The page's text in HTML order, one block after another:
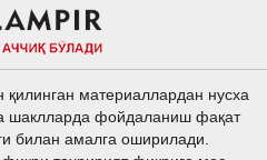
қилинган материаллардан нусха
шаклларда фойдаланиш фақат
билан амалга оширилади.